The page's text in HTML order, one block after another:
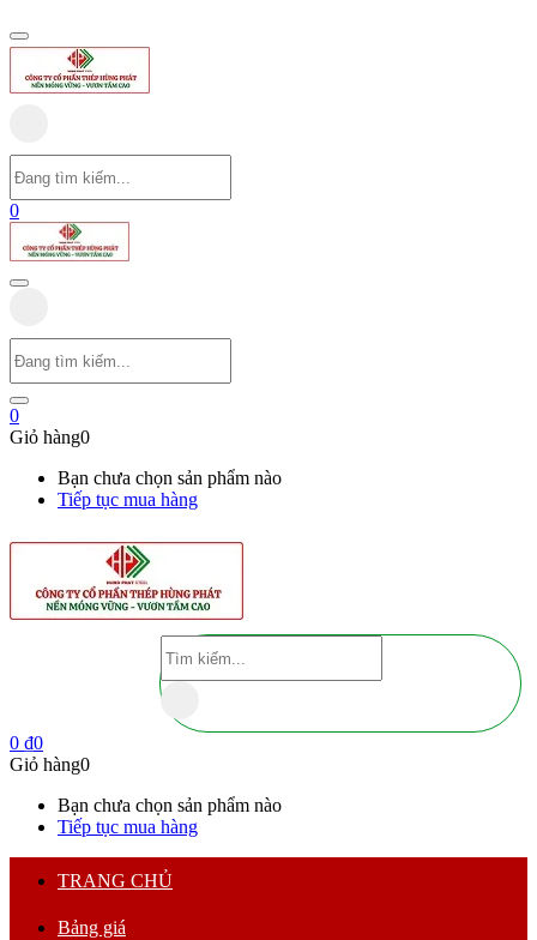
0
0
Giỏ hàng0
Bạn chưa chọn sản phẩm nào
Tiếp tục mua hàng
0 ₫0
Giỏ hàng0
Bạn chưa chọn sản phẩm nào
Tiếp tục mua hàng
TRANG CHỦ
Bảng giá